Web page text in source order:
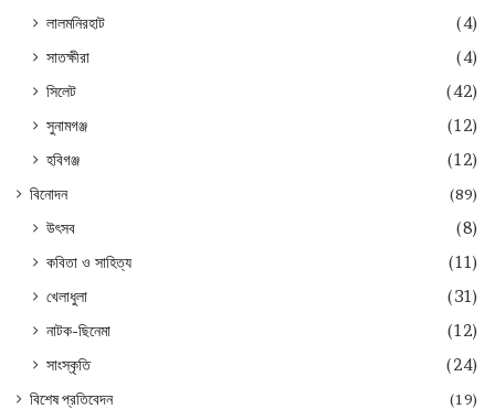
লালমনিরহাট
(4)
সাতক্ষীরা
(4)
সিলেট
(42)
সুনামগঞ্জ
(12)
হবিগঞ্জ
(12)
বিনোদন (89)
উৎসব
(8)
কবিতা ও সাহিত্য
(11)
খেলাধুলা
(31)
নাটক-ছিনেমা
(12)
সাংস্কৃতি
(24)
বিশেষ প্রতিবেদন
(19)